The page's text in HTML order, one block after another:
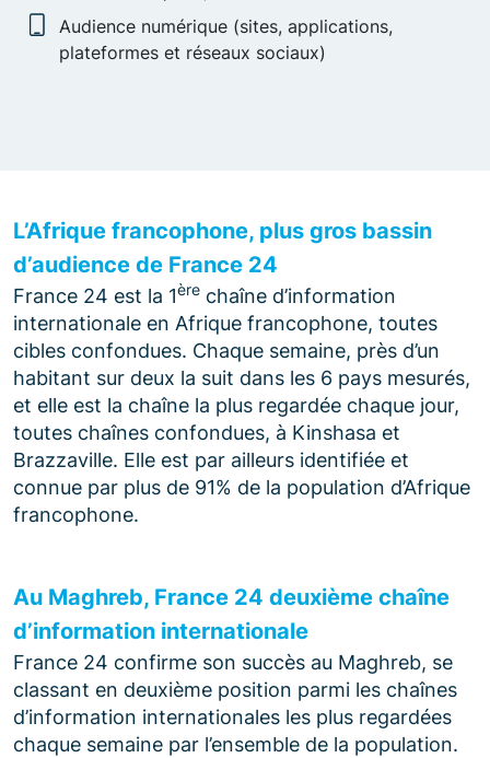
Audience numérique (sites, applications,
plateformes et réseaux sociaux)
L’Afrique francophone, plus gros bassin
d’audience de France 24
France 24 est la 1ère chaîne d’information
internationale en Afrique francophone, toutes
cibles confondues. Chaque semaine, près d’un
habitant sur deux la suit dans les 6 pays mesurés,
et elle est la chaîne la plus regardée chaque jour,
toutes chaînes confondues, à Kinshasa et
Brazzaville. Elle est par ailleurs identifiée et
connue par plus de 91% de la population d’Afrique
francophone.
Au Maghreb, France 24 deuxième chaîne
d’information internationale
France 24 confirme son succès au Maghreb, se
classant en deuxième position parmi les chaînes
d’information internationales les plus regardées
chaque semaine par l’ensemble de la population.